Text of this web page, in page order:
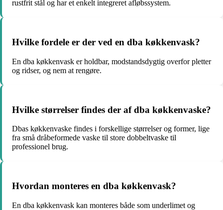
rustfrit stål og har et enkelt integreret afløbssystem.
Hvilke fordele er der ved en dba køkkenvask?
En dba køkkenvask er holdbar, modstandsdygtig overfor pletter
og ridser, og nem at rengøre.
Hvilke størrelser findes der af dba køkkenvaske?
Dbas køkkenvaske findes i forskellige størrelser og former, lige
fra små dråbeformede vaske til store dobbeltvaske til
professionel brug.
Hvordan monteres en dba køkkenvask?
En dba køkkenvask kan monteres både som underlimet og